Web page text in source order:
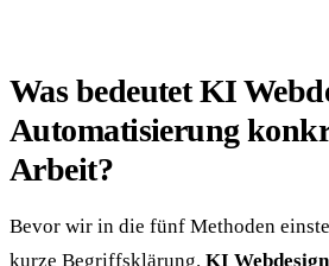
Was bedeutet KI
Automatisierung
Arbeit?
Bevor wir in die fünf Methoden
kurze Begriffsklärung. KI